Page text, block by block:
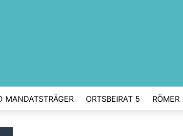
MANDATSTRÄGER ORTSBEIRAT 5 RÖMER